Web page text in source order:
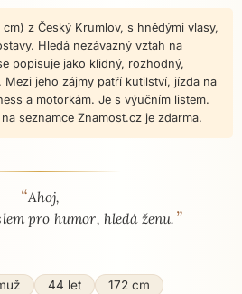
z Český Krumlov, s hnědými vlasy,
Hledá nezávazný vztah na
popisuje jako klidný, rozhodný,
Mezi jeho zájmy patří kutilství, jízda na
a motorkám. Je s výučním listem.
seznamce Znamost.cz je zdarma.
“Ahoj,
pro humor, hledá ženu. ”
44 let
172 cm